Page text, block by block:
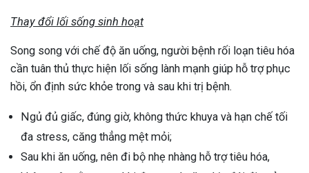
Thay đổi lối sống sinh hoạt
Song song với chế độ ăn uống, người bệnh rối loạn tiêu hóa
cần tuân thủ thực hiện lối sống lành mạnh giúp hỗ trợ phục
hồi, ổn định sức khỏe trong và sau khi trị bệnh.
Ngủ đủ giấc, đúng giờ, không thức khuya và hạn chế tối
đa stress, căng thẳng mệt mỏi;
Sau khi ăn uống, nên đi bộ nhẹ nhàng hỗ trợ tiêu hóa,